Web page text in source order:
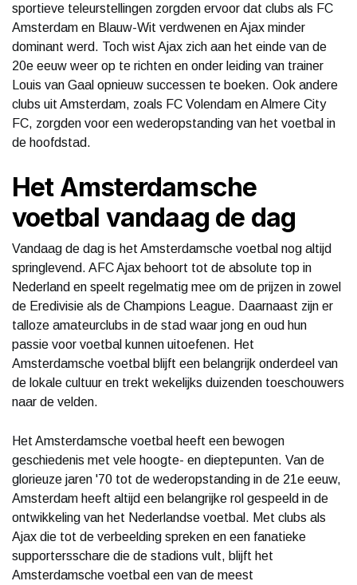
sportieve teleurstellingen zorgden ervoor dat clubs als FC
Amsterdam en Blauw-Wit verdwenen en Ajax minder
dominant werd. Toch wist Ajax zich aan het einde van de
20e eeuw weer op te richten en onder leiding van trainer
Louis van Gaal opnieuw successen te boeken. Ook andere
clubs uit Amsterdam, zoals FC Volendam en Almere City
FC, zorgden voor een wederopstanding van het voetbal in
de hoofdstad.
Het Amsterdamsche
voetbal vandaag de dag
Vandaag de dag is het Amsterdamsche voetbal nog altijd
springlevend. AFC Ajax behoort tot de absolute top in
Nederland en speelt regelmatig mee om de prijzen in zowel
de Eredivisie als de Champions League. Daarnaast zijn er
talloze amateurclubs in de stad waar jong en oud hun
passie voor voetbal kunnen uitoefenen. Het
Amsterdamsche voetbal blijft een belangrijk onderdeel van
de lokale cultuur en trekt wekelijks duizenden toeschouwers
naar de velden.
Het Amsterdamsche voetbal heeft een bewogen
geschiedenis met vele hoogte- en dieptepunten. Van de
glorieuze jaren '70 tot de wederopstanding in de 21e eeuw,
Amsterdam heeft altijd een belangrijke rol gespeeld in de
ontwikkeling van het Nederlandse voetbal. Met clubs als
Ajax die tot de verbeelding spreken en een fanatieke
supportersschare die de stadions vult, blijft het
Amsterdamsche voetbal een van de meest